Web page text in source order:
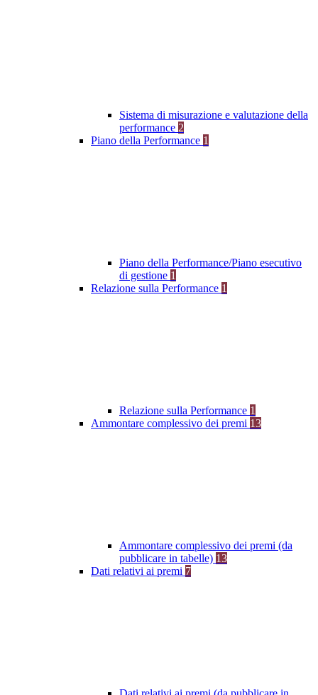
Sistema di misurazione e valutazione della
performance 2
Piano della Performance 1
Piano della Performance/Piano esecutivo
di gestione 1
Relazione sulla Performance 1
Relazione sulla Performance 1
Ammontare complessivo dei premi 13
Ammontare complessivo dei premi (da
pubblicare in tabelle) 13
Dati relativi ai premi 7